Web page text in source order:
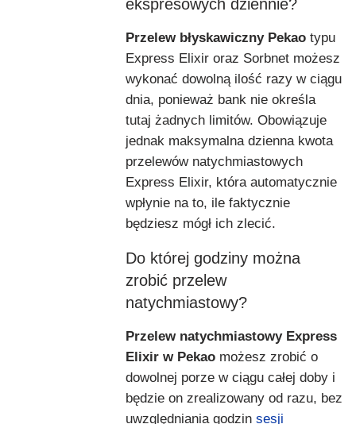
ekspresowych dziennie?
Przelew błyskawiczny Pekao typu
Express Elixir oraz Sorbnet możesz
wykonać dowolną ilość razy w ciągu
dnia, ponieważ bank nie określa
tutaj żadnych limitów. Obowiązuje
jednak maksymalna dzienna kwota
przelewów natychmiastowych
Express Elixir, która automatycznie
wpłynie na to, ile faktycznie
będziesz mógł ich zlecić.
Do której godziny można
zrobić przelew
natychmiastowy?
Przelew natychmiastowy Express
Elixir w Pekao możesz zrobić o
dowolnej porze w ciągu całej doby i
będzie on zrealizowany od razu, bez
uwzględniania godzin sesji